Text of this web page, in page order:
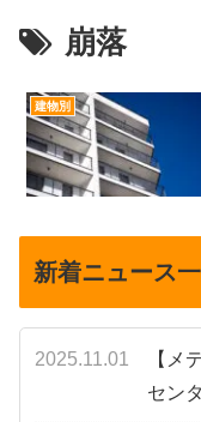
崩落
建物別
新着ニュース
2025.11.01
【メ
セン